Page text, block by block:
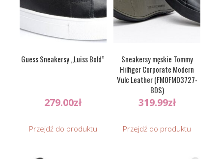
Guess Sneakersy „Luiss Bold”
279.00zł
Przejdź do produktu
Sneakersy męskie Tommy
Hilfiger Corporate Modern
Vulc Leather (FM0FM03727-
BDS)
319.99zł
Przejdź do produktu